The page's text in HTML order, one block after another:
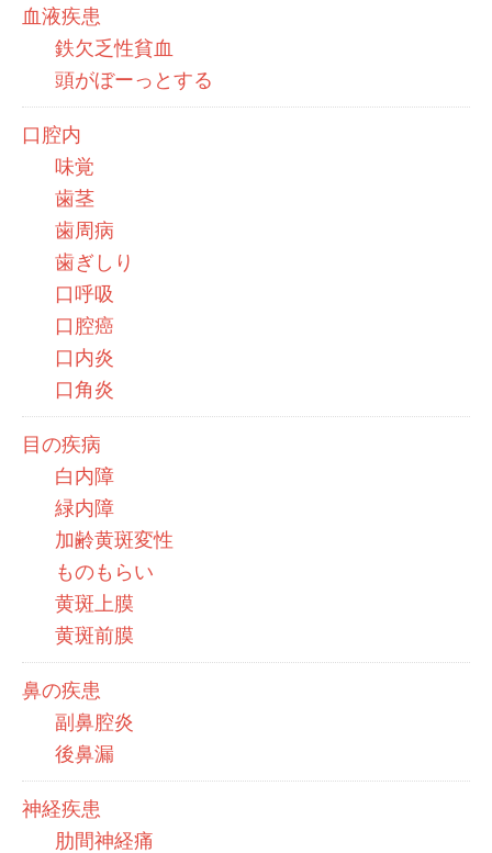
血液疾患
鉄欠乏性貧血
頭がぼーっとする
口腔内
味覚
歯茎
歯周病
歯ぎしり
口呼吸
口腔癌
口内炎
口角炎
目の疾病
白内障
緑内障
加齢黄斑変性
ものもらい
黄斑上膜
黄斑前膜
鼻の疾患
副鼻腔炎
後鼻漏
神経疾患
肋間神経痛